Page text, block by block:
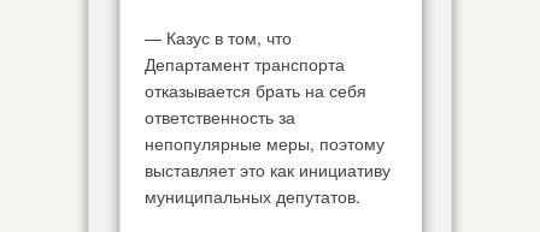
— Казус в том, что
Департамент транспорта
отказывается брать на себя
ответственность за
непопулярные меры, поэтому
выставляет это как инициативу
муниципальных депутатов.